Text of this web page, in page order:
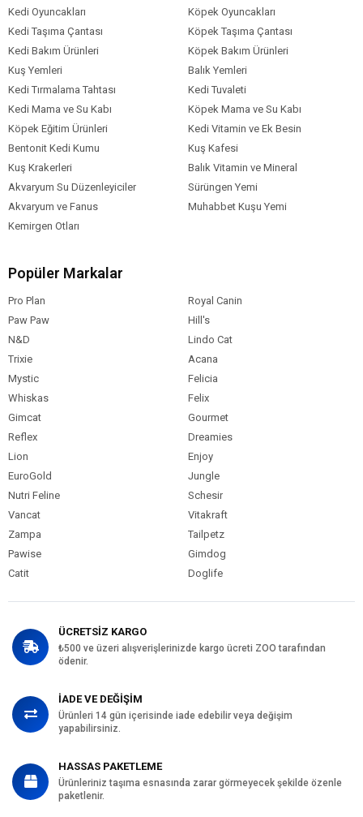
Kedi Oyuncakları
Köpek Oyuncakları
Kedi Taşıma Çantası
Köpek Taşıma Çantası
Kedi Bakım Ürünleri
Köpek Bakım Ürünleri
Kuş Yemleri
Balık Yemleri
Kedi Tırmalama Tahtası
Kedi Tuvaleti
Kedi Mama ve Su Kabı
Köpek Mama ve Su Kabı
Köpek Eğitim Ürünleri
Kedi Vitamin ve Ek Besin
Bentonit Kedi Kumu
Kuş Kafesi
Kuş Krakerleri
Balık Vitamin ve Mineral
Akvaryum Su Düzenleyiciler
Sürüngen Yemi
Akvaryum ve Fanus
Muhabbet Kuşu Yemi
Kemirgen Otları
Popüler Markalar
Pro Plan
Royal Canin
Paw Paw
Hill's
N&D
Lindo Cat
Trixie
Acana
Mystic
Felicia
Whiskas
Felix
Gimcat
Gourmet
Reflex
Dreamies
Lion
Enjoy
EuroGold
Jungle
Nutri Feline
Schesir
Vancat
Vitakraft
Zampa
Tailpetz
Pawise
Gimdog
Catit
Doglife
ÜCRETSİZ KARGO
₺500 ve üzeri alışverişlerinizde kargo ücreti ZOO tarafından
ödenir.
İADE VE DEĞİŞİM
Ürünleri 14 gün içerisinde iade edebilir veya değişim
yapabilirsiniz.
HASSAS PAKETLEME
Ürünleriniz taşıma esnasında zarar görmeyecek şekilde özenle
paketlenir.